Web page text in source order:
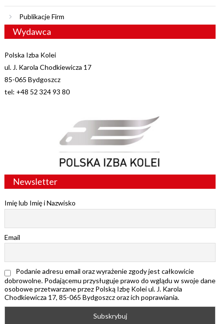
Publikacje Firm
Wydawca
Polska Izba Kolei
ul. J. Karola Chodkiewicza 17
85-065 Bydgoszcz
tel: +48 52 324 93 80
Newsletter
Imię lub Imię i Nazwisko
Email
Podanie adresu email oraz wyrażenie zgody jest całkowicie
dobrowolne. Podającemu przysługuje prawo do wglądu w swoje dane
osobowe przetwarzane przez Polską Izbę Kolei ul. J. Karola
Chodkiewicza 17, 85-065 Bydgoszcz oraz ich poprawiania.